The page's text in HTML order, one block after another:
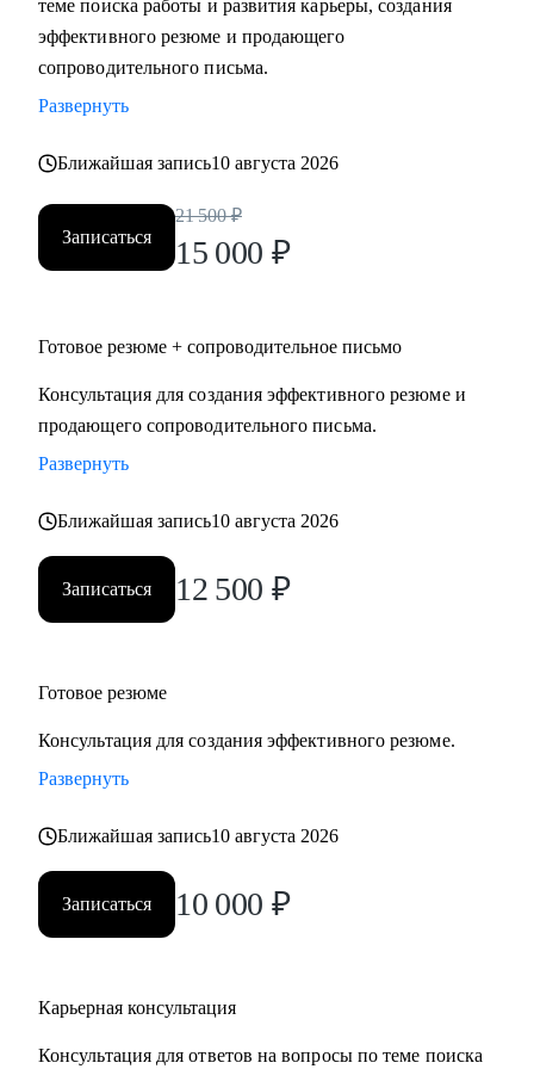
требований рынка.
• Подготовить резюме и сопроводительное письмо под
конкретную цель.
включая оценочные процедуры.
• Отработать самопрезентацию, сложные вопросы и
переговорную позицию.
коммерческим сектором: адаптировать позиционирование
Кому могу помочь
Руководителям и экспертам из отраслей и
• Промышленность и производство
• Нефтегаз и энергетика
• Строительство и девелопмент
• Товары повседневного спроса (FMCG) и дистрибуция
• Управление персоналом
• Юриспруденция и правовое сопровождение бизнеса
и принять собственное, выверенное решение.
теме поиска работы и развития карьеры, создания
эффективного резюме и продающего
сопроводительного письма.
Развернуть
Ближайшая запись10 августа 2026
Записаться
21 500 ₽
15 000 ₽
Готовое резюме + сопроводительное письмо
Консультация для создания эффективного резюме и
продающего сопроводительного письма.
Развернуть
Ближайшая запись10 августа 2026
Записаться 12 500 ₽
Готовое резюме
Консультация для создания эффективного резюме.
Развернуть
Ближайшая запись10 августа 2026
Записаться 10 000 ₽
Карьерная консультация
Консультация для ответов на вопросы по теме поиска